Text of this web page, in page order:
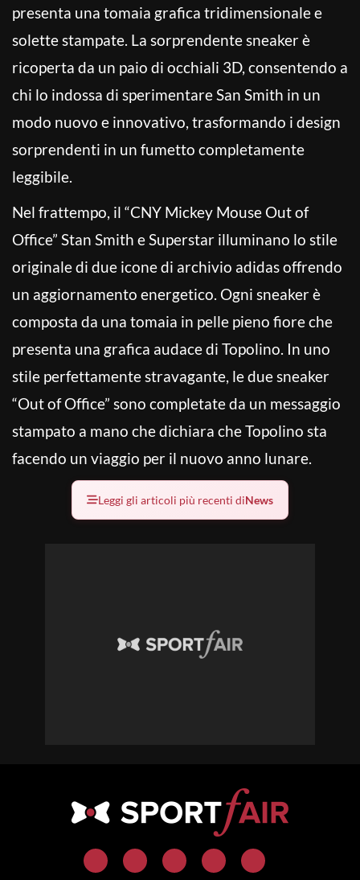
presenta una tomaia grafica tridimensionale e
solette stampate. La sorprendente sneaker è
ricoperta da un paio di occhiali 3D, consentendo a
chi lo indossa di sperimentare San Smith in un
modo nuovo e innovativo, trasformando i design
sorprendenti in un fumetto completamente
leggibile.
Nel frattempo, il “CNY Mickey Mouse Out of
Office” Stan Smith e Superstar illuminano lo stile
originale di due icone di archivio adidas offrendo
un aggiornamento energetico. Ogni sneaker è
composta da una tomaia in pelle pieno fiore che
presenta una grafica audace di Topolino. In uno
stile perfettamente stravagante, le due sneaker
“Out of Office” sono completate da un messaggio
stampato a mano che dichiara che Topolino sta
facendo un viaggio per il nuovo anno lunare.
Leggi gli articoli più recenti diNews